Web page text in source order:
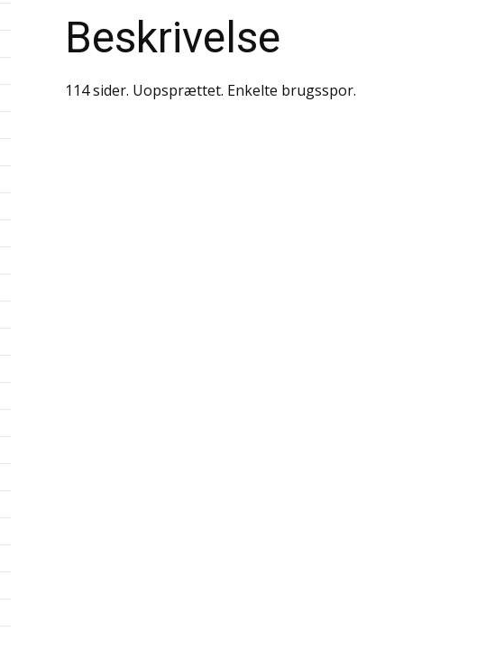
Beskrivelse
114 sider. Uopsprættet. Enkelte brugsspor.